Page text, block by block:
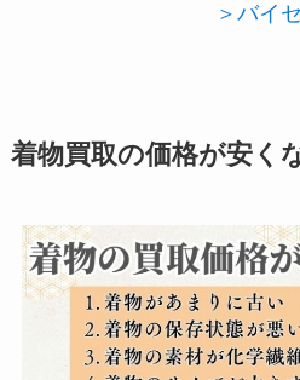
＞バイ
着物買取の価格が安く